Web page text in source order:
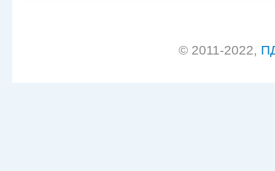
© 2011-2022,